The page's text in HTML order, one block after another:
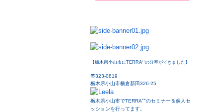
【栃木県小山市にTERRA⁺⁺の分室ができました】
〠323-0819
栃木県小山市横倉新田326-25
栃木県小山市でTERRA⁺⁺のセミナー＆個人セ
ッションを行ってます。